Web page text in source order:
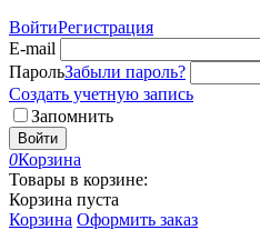
ВойтиРегистрация
E-mail
ПарольЗабыли пароль?
Создать учетную запись
Запомнить
Войти
0Корзина
Товары в корзине:
Корзина пуста
Корзина Оформить заказ